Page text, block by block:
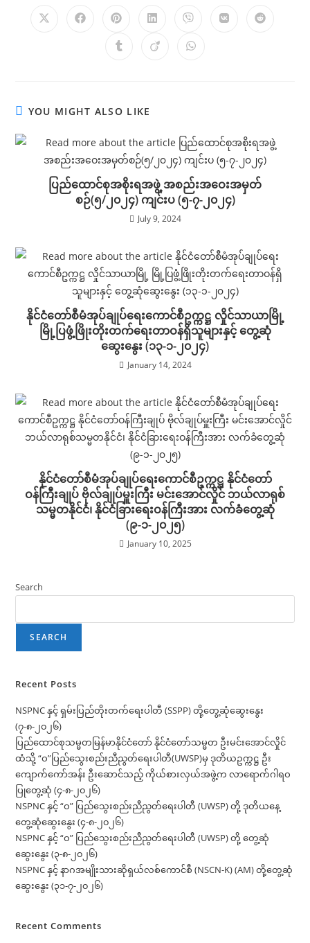
YOU MIGHT ALSO LIKE
ပြည်ထောင်စုအစိုးရအဖွဲ့ အစည်းအဝေးအမှတ်
စဉ်(၅/၂၀၂၄) ကျင်းပ (၅-၇-၂၀၂၄)
July 9, 2024
နိုင်ငံတော်စီမံအုပ်ချုပ်ရေးကောင်စီဥက္ကဋ္ဌ လှိုင်သာယာမြို့
မြို့ပြဖွံ့ဖြိုးတိုးတက်ရေးတာဝန်ရှိသူများနှင့် တွေ့ဆုံ
ဆွေးနွေး (၁၃-၁-၂၀၂၄)
January 14, 2024
နိုင်ငံတော်စီမံအုပ်ချုပ်ရေးကောင်စီဥက္ကဋ္ဌ နိုင်ငံတော်
ဝန်ကြီးချုပ် ဗိုလ်ချုပ်မှူးကြီး မင်းအောင်လှိုင် ဘယ်လာရုစ်
သမ္မတနိုင်ငံ၊ နိုင်ငံခြားရေးဝန်ကြီးအား လက်ခံတွေ့ဆုံ
(၉-၁-၂၀၂၅)
January 10, 2025
Search
SEARCH
Recent Posts
NSPNC နှင့် ရှမ်းပြည်တိုးတက်ရေးပါတီ (SSPP) တို့တွေ့ဆုံဆွေးနွေး
(၇-၈-၂၀၂၆)
ပြည်ထောင်စုသမ္မတမြန်မာနိုင်ငံတော် နိုင်ငံတော်သမ္မတ ဦးမင်းအောင်လှိုင်
ထံသို့ “ဝ”ပြည်သွေးစည်းညီညွတ်ရေးပါတီ(UWSP)မှ ဒုတိယဥက္ကဋ္ဌ ဦး
ကျောက်ကော်အန်း ဦးဆောင်သည့် ကိုယ်စားလှယ်အဖွဲ့က လာရောက်ဂါရဝ
ပြုတွေ့ဆုံ (၄-၈-၂၀၂၆)
NSPNC နှင့် “ဝ” ပြည်သွေးစည်းညီညွတ်ရေးပါတီ (UWSP) တို့ ဒုတိယနေ့
တွေ့ဆုံဆွေးနွေး (၄-၈-၂၀၂၆)
NSPNC နှင့် “ဝ” ပြည်သွေးစည်းညီညွတ်ရေးပါတီ (UWSP) တို့ တွေ့ဆုံ
ဆွေးနွေး (၃-၈-၂၀၂၆)
NSPNC နှင့် နာဂအမျိုးသားဆိုရှယ်လစ်ကောင်စီ (NSCN-K) (AM) တို့တွေ့ဆုံ
ဆွေးနွေး (၃၁-၇-၂၀၂၆)
Recent Comments